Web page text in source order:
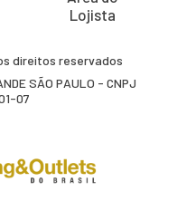
Lojista
direitos reservados
SÃO PAULO - CNPJ
07